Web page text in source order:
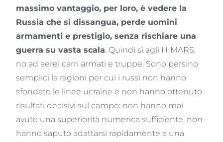
massimo vantaggio, per loro, è vedere la
Russia che si dissangua, perde uomini
armamenti e prestigio, senza rischiare una
guerra su vasta scala. Quindi sì agli HIMARS,
no ad aerei carri armati e truppe. Sono persino
semplici la ragioni per cui i russi non hanno
sfondato le linee ucraine e non hanno ottenuto
risultati decisivi sul campo: non hanno mai
avuto una superiorità numerica sufficiente, non
hanno saputo adattarsi rapidamente a una